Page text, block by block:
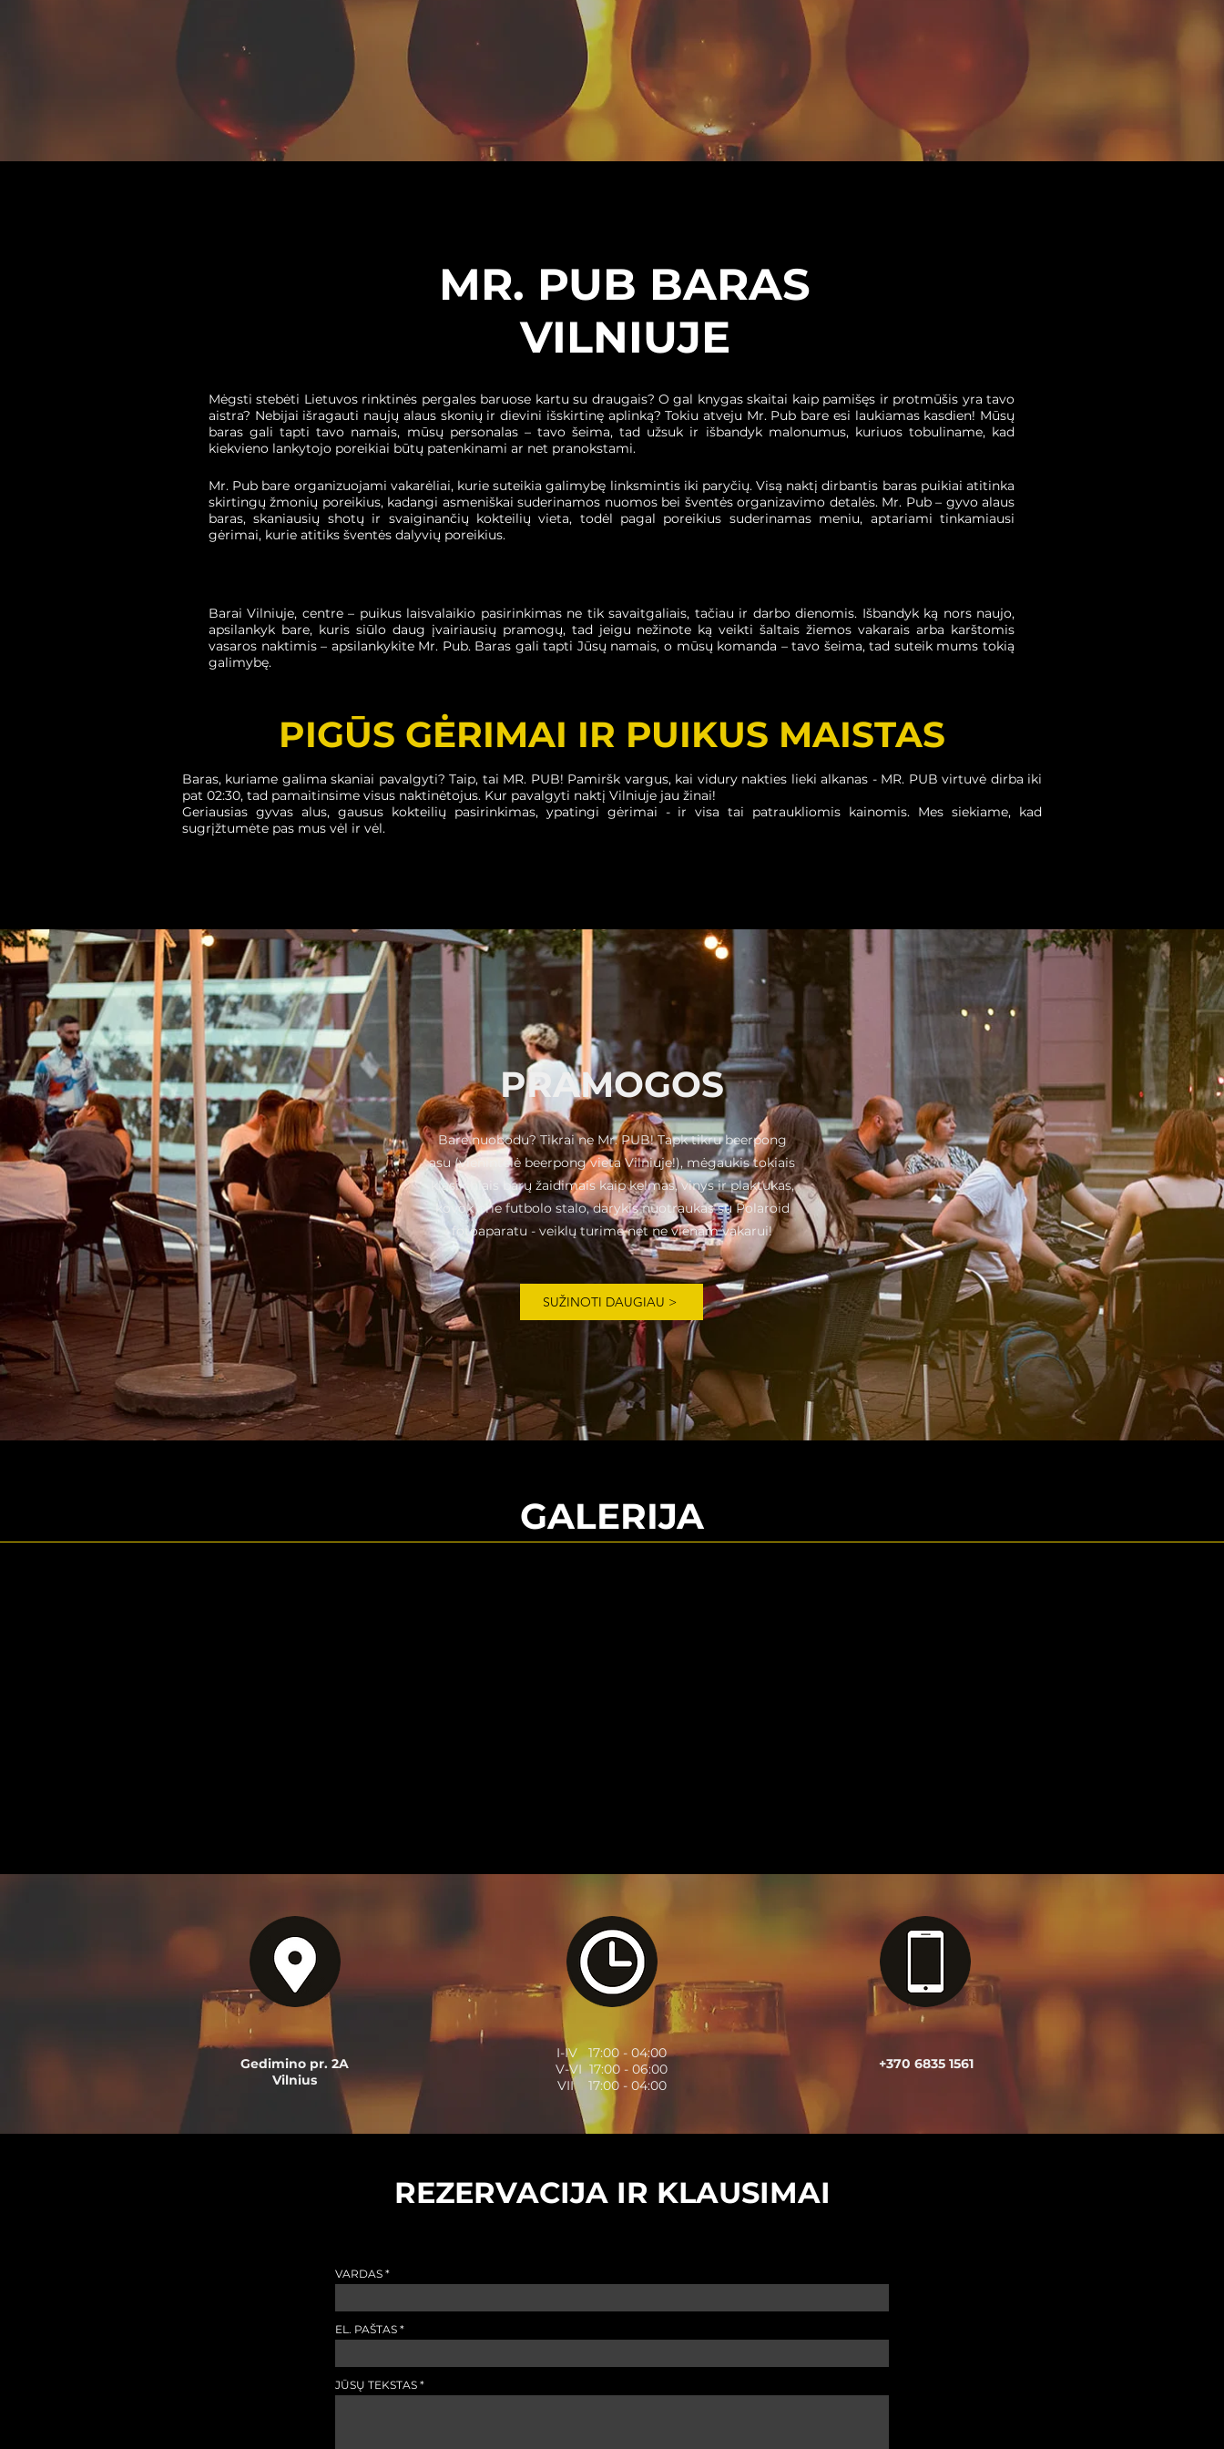
MR. PUB BARAS
VILNIUJE
Mėgsti stebėti Lietuvos rinktinės pergales baruose kartu su draugais? O gal knygas skaitai kaip pamišęs ir protmūšis yra tavo
aistra? Nebijai išragauti naujų alaus skonių ir dievini išskirtinę aplinką? Tokiu atveju Mr. Pub bare esi laukiamas kasdien! Mūsų
baras gali tapti tavo namais, mūsų personalas – tavo šeima, tad užsuk ir išbandyk malonumus, kuriuos tobuliname, kad
kiekvieno lankytojo poreikiai būtų patenkinami ar net pranokstami.
Mr. Pub bare organizuojami vakarėliai, kurie suteikia galimybę linksmintis iki paryčių. Visą naktį dirbantis baras puikiai atitinka
skirtingų žmonių poreikius, kadangi asmeniškai suderinamos nuomos bei šventės organizavimo detalės. Mr. Pub – gyvo alaus
baras, skaniausių shotų ir svaiginančių kokteilių vieta, todėl pagal poreikius suderinamas meniu, aptariami tinkamiausi
gėrimai, kurie atitiks šventės dalyvių poreikius.
Barai Vilniuje, centre – puikus laisvalaikio pasirinkimas ne tik savaitgaliais, tačiau ir darbo dienomis. Išbandyk ką nors naujo,
apsilankyk bare, kuris siūlo daug įvairiausių pramogų, tad jeigu nežinote ką veikti šaltais žiemos vakarais arba karštomis
vasaros naktimis – apsilankykite Mr. Pub. Baras gali tapti Jūsų namais, o mūsų komanda – tavo šeima, tad suteik mums tokią
galimybę.
PIGŪS GĖRIMAI IR PUIKUS MAISTAS
Baras, kuriame galima skaniai pavalgyti? Taip, tai MR. PUB! Pamiršk vargus, kai vidury nakties lieki alkanas - MR. PUB virtuvė dirba iki
pat 02:30, tad pamaitinsime visus naktinėtojus. Kur pavalgyti naktį Vilniuje jau žinai!
Geriausias gyvas alus, gausus kokteilių pasirinkimas, ypatingi gėrimai - ir visa tai patraukliomis kainomis. Mes siekiame, kad
sugrįžtumėte pas mus vėl ir vėl.
PRAMOGOS
Bare nuobodu? Tikrai ne Mr. PUB! Tapk tikru beerpong
asu (vienintelė beerpong vieta Vilniuje!), mėgaukis tokiais
klasikiniais barų žaidimais kaip kelmas, vinys ir plaktukas,
kovok prie futbolo stalo, darykis nuotraukas su Polaroid
fotoaparatu - veiklų turime net ne vienam vakarui!
SUŽINOTI DAUGIAU >
GALERIJA
Gedimino pr. 2A
Vilnius
I-IV17:00 - 04:00
V-VI17:00 - 06:00
VII 17:00 - 04:00
+370 6835 1561
REZERVACIJA IR KLAUSIMAI
VARDAS
EL. PAŠTAS
JŪSŲ TEKSTAS